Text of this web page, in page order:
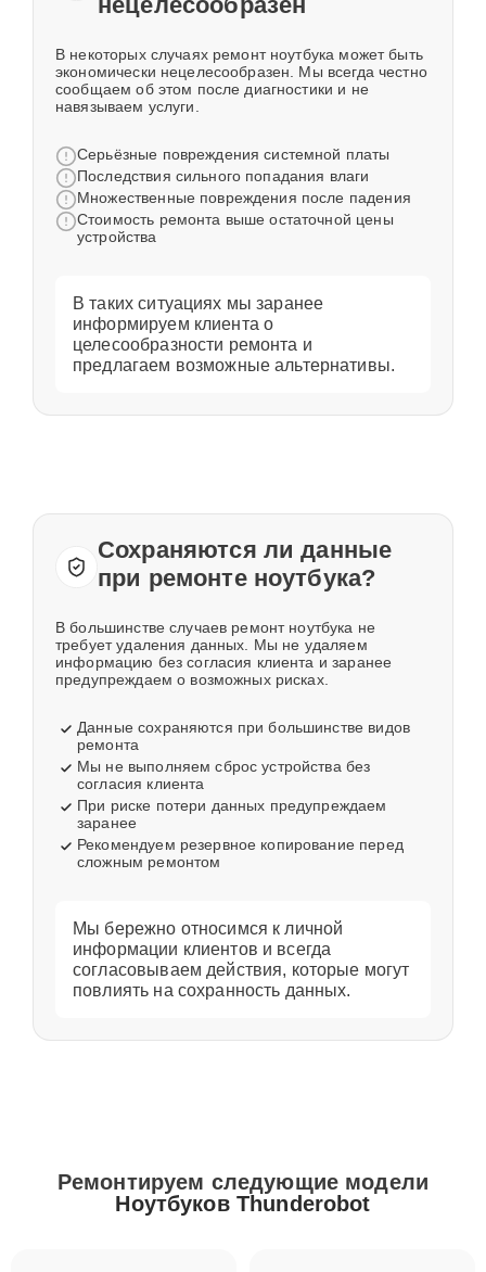
В некоторых случаях ремонт ноутбука может быть
экономически нецелесообразен. Мы всегда честно
сообщаем об этом после диагностики и не
навязываем услуги.
Серьёзные повреждения системной платы
Последствия сильного попадания влаги
Множественные повреждения после падения
Стоимость ремонта выше остаточной цены
устройства
В таких ситуациях мы заранее
информируем клиента о
целесообразности ремонта и
предлагаем возможные альтернативы.
Сохраняются ли данные
при ремонте ноутбука?
В большинстве случаев ремонт ноутбука не
требует удаления данных. Мы не удаляем
информацию без согласия клиента и заранее
предупреждаем о возможных рисках.
Данные сохраняются при большинстве видов
ремонта
Мы не выполняем сброс устройства без
согласия клиента
При риске потери данных предупреждаем
заранее
Рекомендуем резервное копирование перед
сложным ремонтом
Мы бережно относимся к личной
информации клиентов и всегда
согласовываем действия, которые могут
повлиять на сохранность данных.
Ремонтируем следующие модели
Ноутбуков Thunderobot